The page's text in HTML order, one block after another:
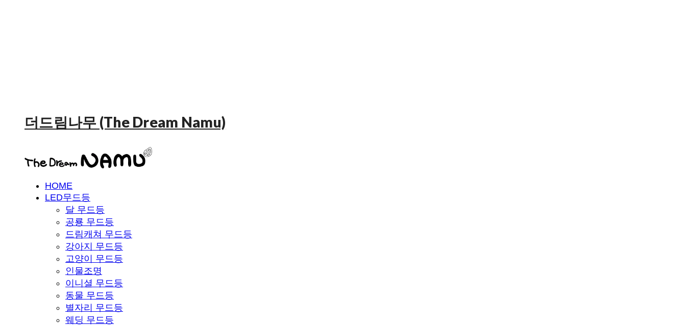
더드림나무 (The Dream Namu)
HOME
LED무드등
달 무드등
공룡 무드등
드림캐쳐 무드등
강아지 무드등
고양이 무드등
인물조명
이니셜 무드등
동물 무드등
별자리 무드등
웨딩 무드등